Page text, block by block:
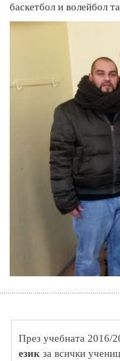
баскетбол и волейбол
През учебната 2016/
език за всички